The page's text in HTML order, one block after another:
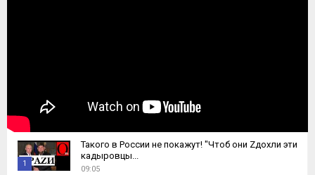
1
Такого в России не покажут! "Чтоб они Zдохли эти
кадыровцы...
09:05